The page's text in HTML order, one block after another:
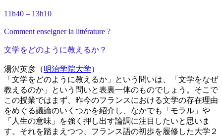
11h40 – 13h10
Comment enseigner la littérature ?
文学をどのように教えるか？
湯沢英彦（明治学院大学）
「文学をどのように教えるか」という問いは、「文学をなぜ
教えるのか」という問いと表裏一体のものでしょう。そこで
この授業ではまず、昨今のフランスにおける文学の存在理由
をめぐる議論のいくつかを紹介し、なかでも「モラル」や
「人生の意味」を強く押し出す論調に注目したいと思いま
す。それを踏まえつつ、フランス語の初歩を履修した大学２